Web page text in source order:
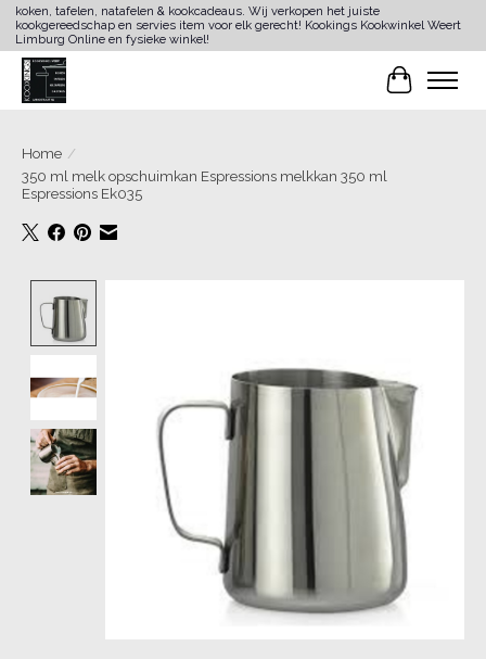
koken, tafelen, natafelen & kookcadeaus. Wij verkopen het juiste
kookgereedschap en servies item voor elk gerecht! Kookings Kookwinkel Weert
Limburg Online en fysieke winkel!
Home /
350 ml melk opschuimkan Espressions melkkan 350 ml
Espressions Ek035